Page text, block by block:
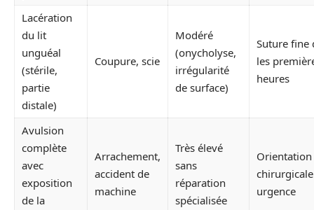
Lacération
du lit
unguéal
(stérile,
partie
distale)
Coupure, scie
Modéré
(onycholyse,
irrégularité
de surface)
Suture fine
les
heures
Avulsion
complète
avec
exposition
de la
Arrachement,
accident de
machine
Très élevé
sans
réparation
spécialisée
Orientation
urgence